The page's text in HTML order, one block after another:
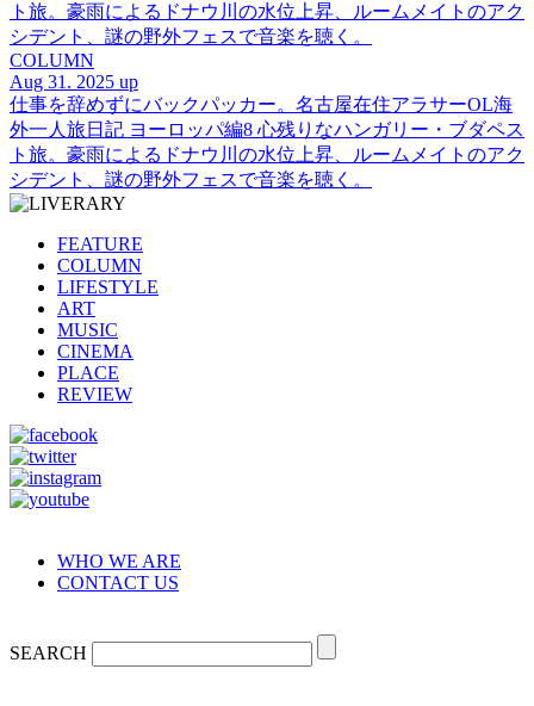
ト旅。豪雨によるドナウ川の水位上昇、ルームメイトのアク
シデント、謎の野外フェスで音楽を聴く。
COLUMN
Aug 31. 2025 up
仕事を辞めずにバックパッカー。名古屋在住アラサーOL海
外一人旅日記 ヨーロッパ編8 心残りなハンガリー・ブダペス
ト旅。豪雨によるドナウ川の水位上昇、ルームメイトのアク
シデント、謎の野外フェスで音楽を聴く。
FEATURE
COLUMN
LIFESTYLE
ART
MUSIC
CINEMA
PLACE
REVIEW
WHO WE ARE
CONTACT US
SEARCH